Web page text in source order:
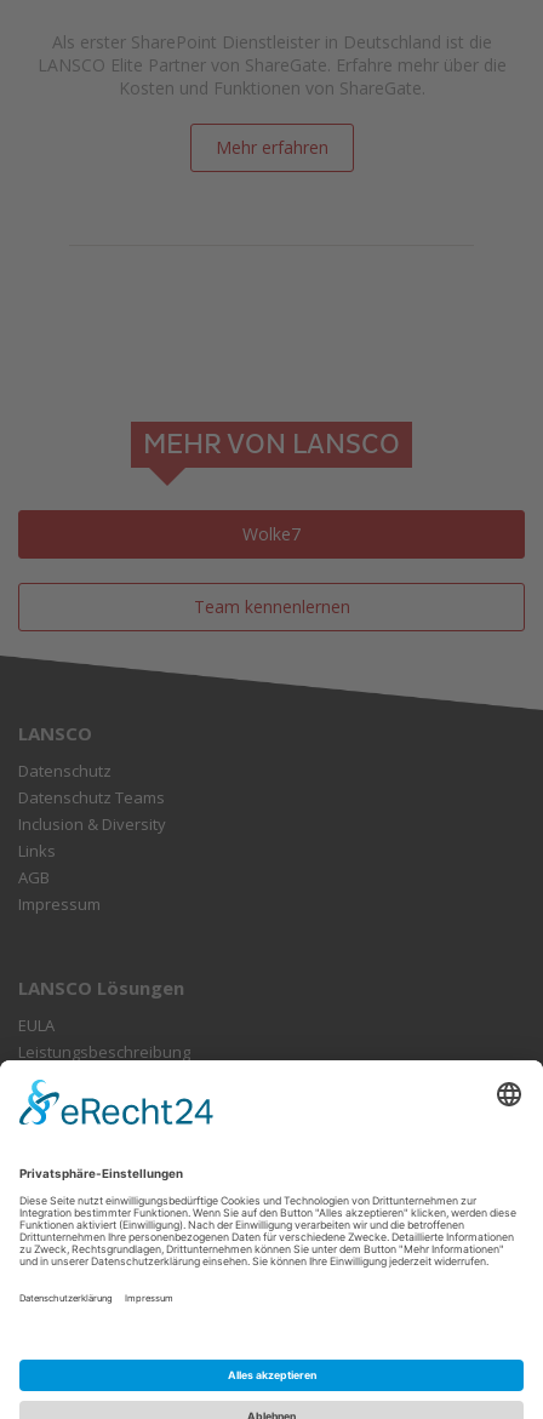
Als erster SharePoint Dienstleister in Deutschland ist die
LANSCO Elite Partner von ShareGate. Erfahre mehr über die
Kosten und Funktionen von ShareGate.
Mehr erfahren
MEHR VON LANSCO
Wolke7
Team kennenlernen
LANSCO
Datenschutz
Datenschutz Teams
Inclusion & Diversity
Links
AGB
Impressum
LANSCO Lösungen
EULA
Leistungsbeschreibung
FAQ
Ossecker Straße 172
95030 Hof
Tel: +49-9281-5469850
Mail:info@lansco.de